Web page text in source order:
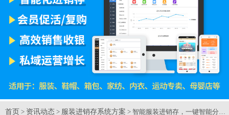
首页 > 资讯动态 > 服装进销存系统方案 > 智能服装进销存，一键智能分类